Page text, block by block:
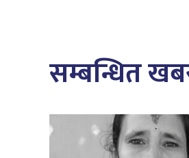
सम्बन्धित